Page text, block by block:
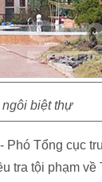
biệt thự
Tổng cục
tra tội phạm về